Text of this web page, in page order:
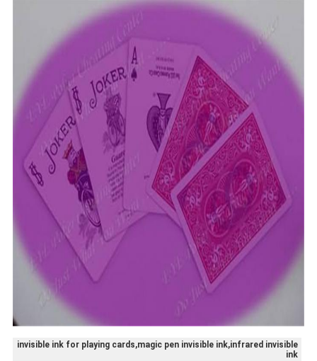
invisible ink for playing cards,magic pen invisible ink,infrared invisible
ink